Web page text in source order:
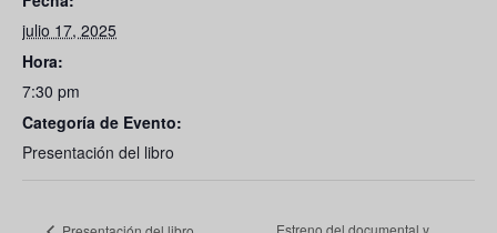
julio 17, 2025
Hora:
7:30 pm
Categoría de Evento:
Presentación del libro